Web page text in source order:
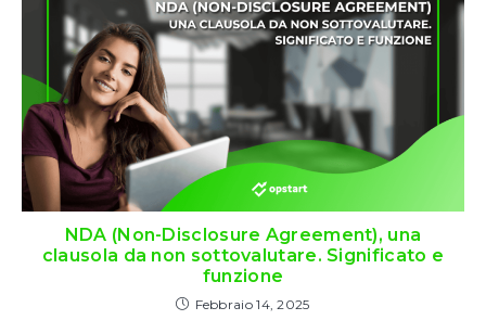
NDA (Non-Disclosure Agreement), una
clausola da non sottovalutare. Significato e
funzione
Febbraio 14, 2025